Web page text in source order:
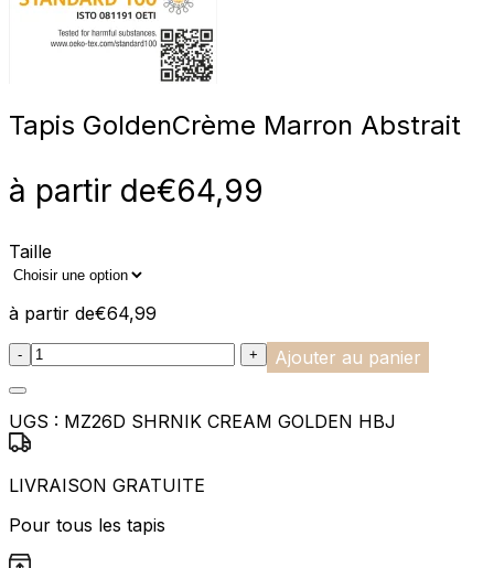
Tapis GoldenCrème Marron Abstrait
à partir de€64,99
Taille
à partir de€64,99
:product_name quantity
- + Ajouter au panier
UGS : MZ26D SHRNIK CREAM GOLDEN HBJ
LIVRAISON GRATUITE
Pour tous les tapis